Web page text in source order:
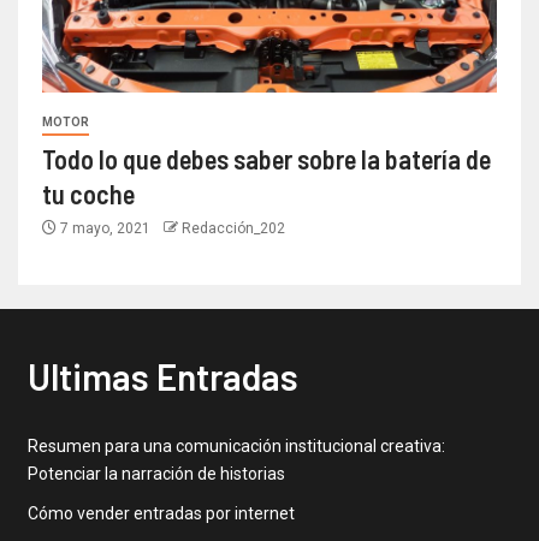
MOTOR
Todo lo que debes saber sobre la batería de
tu coche
7 mayo, 2021 Redacción_202
Ultimas Entradas
Resumen para una comunicación institucional creativa:
Potenciar la narración de historias
Cómo vender entradas por internet